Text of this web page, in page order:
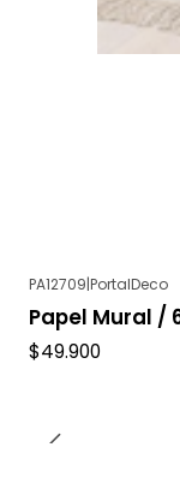
PA12709|PortalDeco
Papel Mural /
$49.900